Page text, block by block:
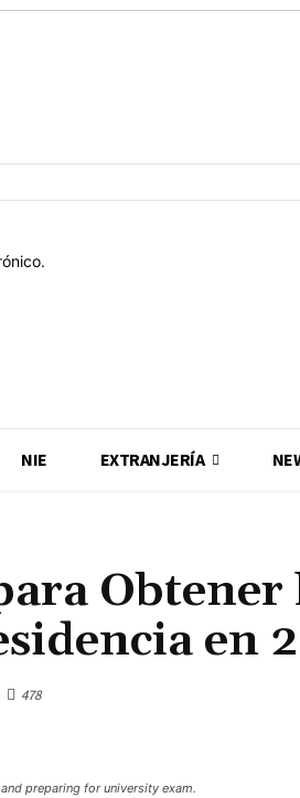
NIE EXTRANJERÍA
en
478
preparing for university exam.